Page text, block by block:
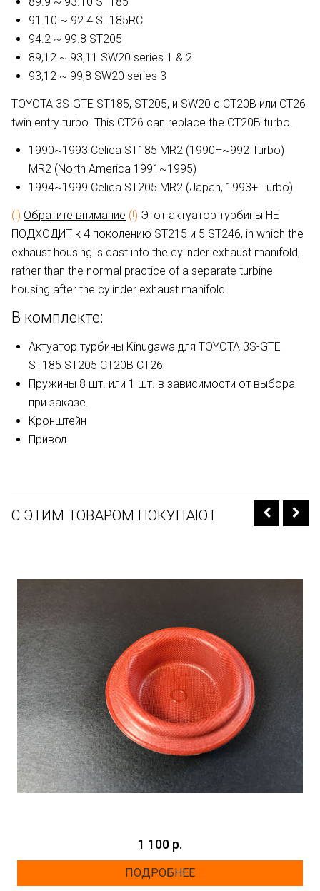
91.10 ~ 92.4 ST185RC
94.2 ~ 99.8 ST205
89,12 ~ 93,11 SW20 series 1 & 2
93,12 ~ 99,8 SW20 series 3
TOYOTA 3S-GTE ST185, ST205, и SW20 с CT20B или CT26
twin entry turbo. This CT26 can replace the CT20B turbo.
1990~1993 Celica ST185 MR2 (1990–~992 Turbo)
MR2 (North America 1991~1995)
1994~1999 Celica ST205 MR2 (Japan, 1993+ Turbo)
(!) Обратите внимание (!) Этот актуатор турбины НЕ
ПОДХОДИТ к 4 поколению ST215 и 5 ST246, in which the
exhaust housing is cast into the cylinder exhaust manifold,
rather than the normal practice of a separate turbine
housing after the cylinder exhaust manifold.
В комплекте:
Актуатор турбины Kinugawa для TOYOTA 3S-GTE
ST185 ST205 CT20B CT26
Пружины 8 шт. или 1 шт. в зависимости от выбора
при заказе.
Кронштейн
Привод
С ЭТИМ ТОВАРОМ ПОКУПАЮТ
1 100 р.
ПОДРОБНЕЕ